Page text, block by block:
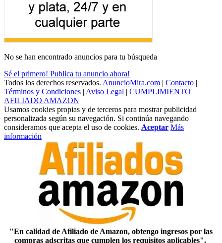
No se han encontrado anuncios para tu búsqueda
Sé el primero! Publica tu anuncio ahora!
Todos los derechos reservados. AnuncioMira.com | Contacto |
Términos y Condiciones | Aviso Legal | CUMPLIMIENTO
AFILIADO AMAZON
Usamos cookies propias y de terceros para mostrar publicidad
personalizada según su navegación. Si continúa navegando
consideramos que acepta el uso de cookies. Aceptar Más
información
"En calidad de Afiliado de Amazon, obtengo ingresos por las
compras adscritas que cumplen los requisitos aplicables".